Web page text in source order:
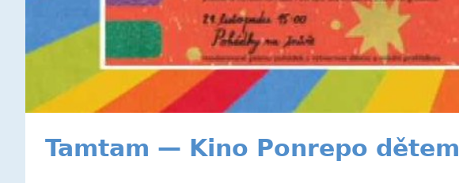
Tamtam — Kino Ponrepo dětem